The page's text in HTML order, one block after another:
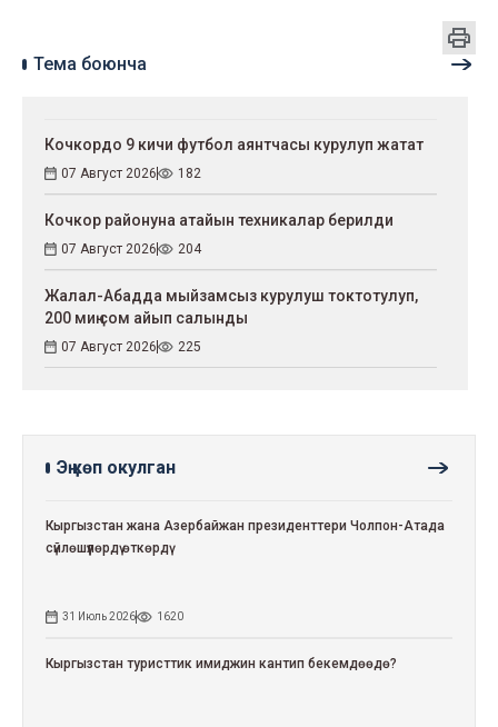
Тема боюнча
Кочкордо 9 кичи футбол аянтчасы курулуп жатат
07 Август 2026 182
Кочкор районуна атайын техникалар берилди
07 Август 2026 204
Жалал-Абадда мыйзамсыз курулуш токтотулуп,
200 миң сом айып салынды
07 Август 2026 225
Эң көп окулган
Кыргызстан жана Азербайжан президенттери Чолпон-Атада
сүйлөшүүлөрдү өткөрдү
31 Июль 2026 1620
Кыргызстан туристтик имиджин кантип бекемдөөдө?